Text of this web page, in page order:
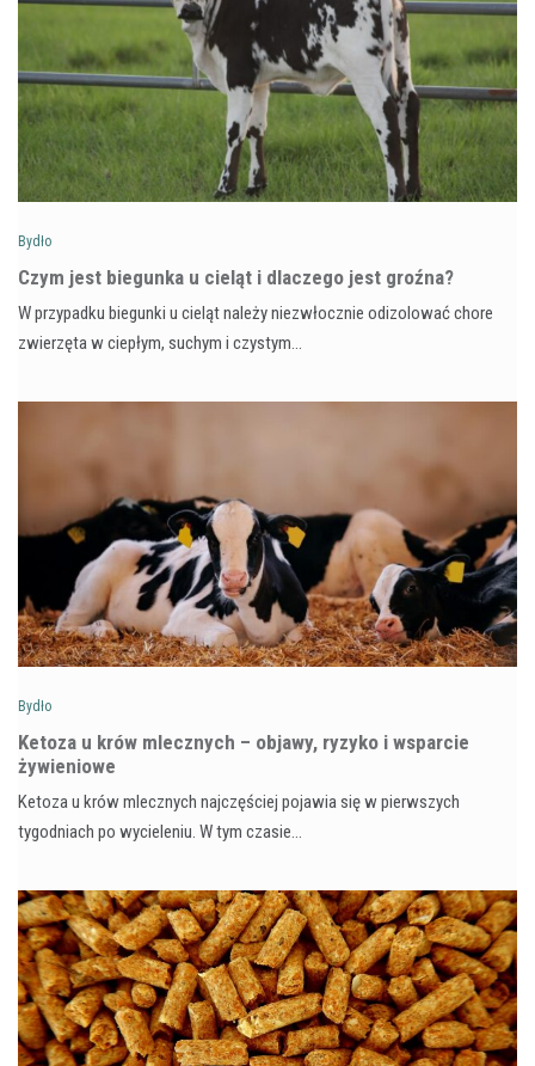
Bydło
Czym jest biegunka u cieląt i dlaczego jest groźna?
W przypadku biegunki u cieląt należy niezwłocznie odizolować chore
zwierzęta w ciepłym, suchym i czystym…
Bydło
Ketoza u krów mlecznych – objawy, ryzyko i wsparcie
żywieniowe
Ketoza u krów mlecznych najczęściej pojawia się w pierwszych
tygodniach po wycieleniu. W tym czasie…